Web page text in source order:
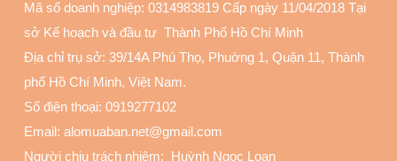
Mã số doanh nghiệp: 0314983819 Cấp ngày 11/04/2018 Tại
sở Kế hoạch và đầu tư Thành Phố Hồ Chí Minh
Địa chỉ trụ sở: 39/14A Phú Thọ, Phuờng 1, Quận 11, Thành
phố Hồ Chí Minh, Việt Nam.
Số điện thoại: 0919277102
Email: alomuaban.net@gmail.com
Người chịu trách nhiệm: Huỳnh Ngọc Loan